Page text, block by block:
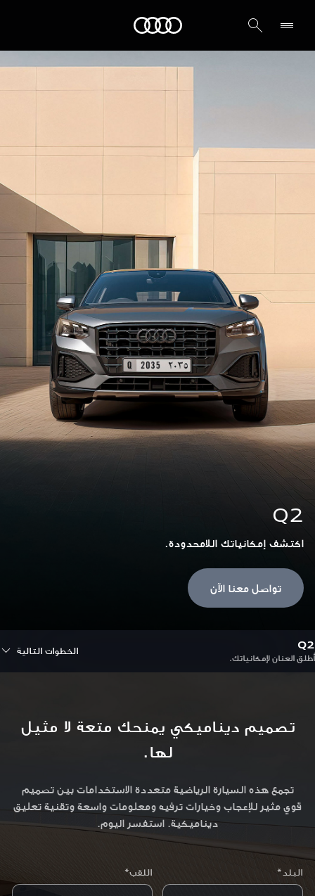
Q2
اكتشف إمكانياتك اللامحدودة.
تواصل معنا الآن
Q2
أطلق العنان لإمكانياتك.
الخطوات التالية
تصميم ديناميكي يمنحك متعة لا مثيل
لها.
تجمع هذه السيارة الرياضية متعددة الاستخدامات بين تصميم
قوي مثير للإعجاب وخيارات ترفيه ومعلومات واسعة وتقنية تعليق
ديناميكية. استفسر اليوم.
البلد* اللقب*